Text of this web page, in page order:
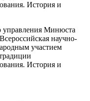
управления Минюста
научно-
участием
История и